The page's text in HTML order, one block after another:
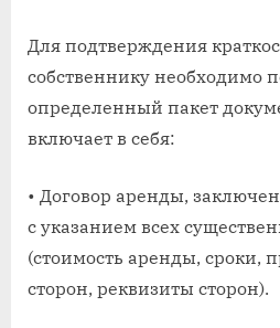
Для подтверждения
собственнику необходимо
определенный пакет
включает в себя:
• Договор аренды,
с указанием всех
(стоимость аренды, сроки,
сторон, реквизиты сторон).